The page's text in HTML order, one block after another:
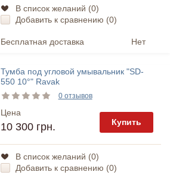
В список желаний (0)
Добавить к сравнению (0)
Бесплатная доставка Нет
Тумба под угловой умывальник "SD-
550 10°" Ravak
0 отзывов
Цена
10 300 грн. Купить
В список желаний (0)
Добавить к сравнению (0)